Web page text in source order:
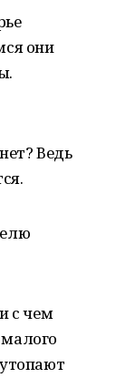
они
Ведь
с чем